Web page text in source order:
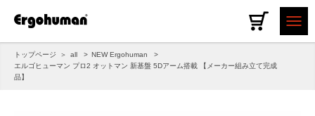
トップページ all
NEW Ergohuman
エルゴヒューマン プロ2 オットマン 新基盤 5Dアーム搭載 【メーカー組み立て完成
品】